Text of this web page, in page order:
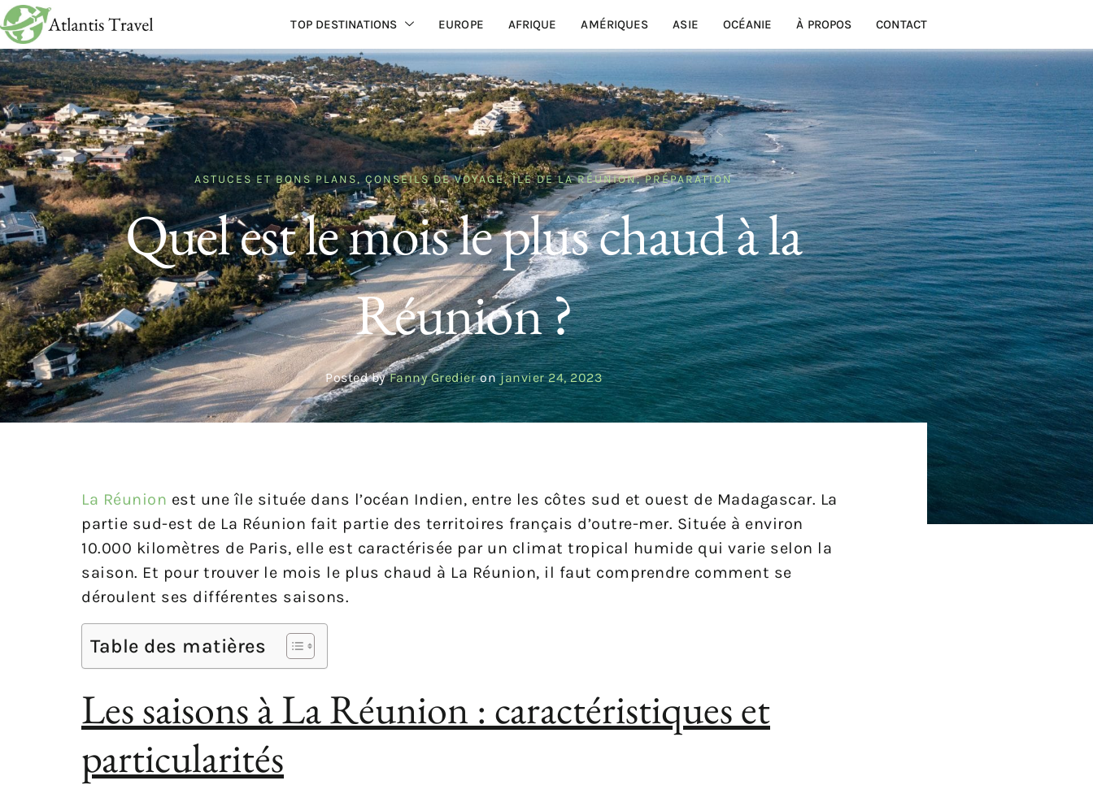
TOP DESTINATIONS EUROPE AFRIQUE AMÉRIQUES ASIE OCÉANIE À PROPOS CONTACT
ASTUCES ET BONS PLANS,CONSEILS DE VOYAGE,ÎLE DE LA RÉUNION,PRÉPARATION
Quel est le mois le plus chaud à la
Réunion ?
Posted by Fanny Gredier on janvier 24, 2023
La Réunion est une île située dans l’océan Indien, entre les côtes sud et ouest de Madagascar. La
partie sud-est de La Réunion fait partie des territoires français d’outre-mer. Située à environ
10.000 kilomètres de Paris, elle est caractérisée par un climat tropical humide qui varie selon la
saison. Et pour trouver le mois le plus chaud à La Réunion, il faut comprendre comment se
déroulent ses différentes saisons.
Table des matières
Les saisons à La Réunion : caractéristiques et
particularités